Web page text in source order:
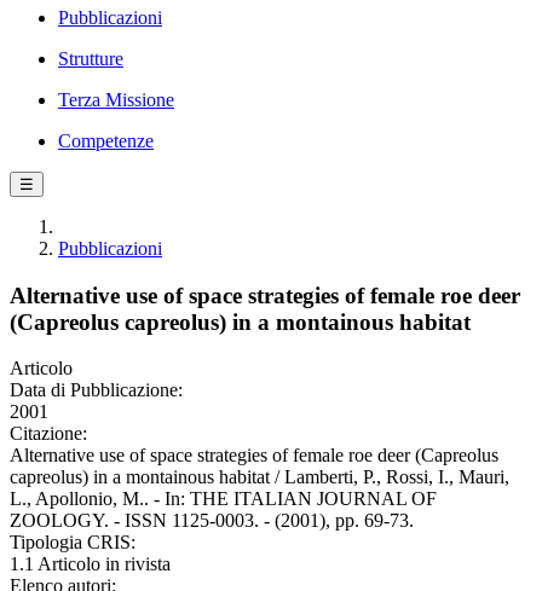
Pubblicazioni
Strutture
Terza Missione
Competenze
☰
Pubblicazioni
Alternative use of space strategies of female roe deer
(Capreolus capreolus) in a montainous habitat
Articolo
Data di Pubblicazione:
2001
Citazione:
Alternative use of space strategies of female roe deer (Capreolus
capreolus) in a montainous habitat / Lamberti, P., Rossi, I., Mauri,
L., Apollonio, M.. - In: THE ITALIAN JOURNAL OF
ZOOLOGY. - ISSN 1125-0003. - (2001), pp. 69-73.
Tipologia CRIS:
1.1 Articolo in rivista
Elenco autori: